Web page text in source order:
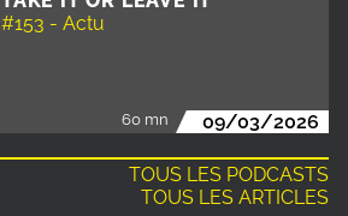
#153 - Actu
60 mn 09/03/2026
TOUS LES PODCASTS
TOUS LES ARTICLES